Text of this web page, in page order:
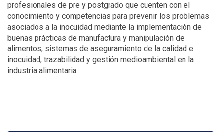
profesionales de pre y postgrado que cuenten con el
conocimiento y competencias para prevenir los problemas
asociados a la inocuidad mediante la implementación de
buenas prácticas de manufactura y manipulación de
alimentos, sistemas de aseguramiento de la calidad e
inocuidad, trazabilidad y gestión medioambiental en la
industria alimentaria.